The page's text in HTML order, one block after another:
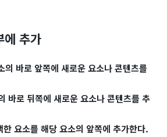
에 추가
바로 앞쪽에 새로운 요소나 콘텐츠를
로 뒤쪽에 새로운 요소나 콘텐츠를 추
요소를 해당 요소의 앞쪽에 추가한다.